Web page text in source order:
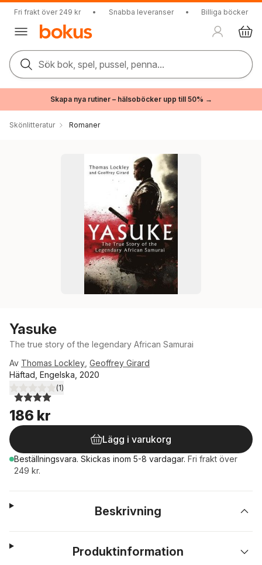
Fri frakt över 249 kr • Snabba leveranser • Billiga böcker
Sök bok, spel, pussel, penna...
Skapa nya rutiner – hälsoböcker upp till 50% →
Skönlitteratur Romaner
Yasuke
The true story of the legendary African Samurai
Av Thomas Lockley Geoffrey Girard
Häftad, Engelska, 2020
4,0utav 5 stjärnor. Totalt antal röster:
(1)
186 kr
Lägg i varukorg
Beställningsvara. Skickas inom 5-8 vardagar. Fri frakt över
249 kr.
Beskrivning
Produktinformation